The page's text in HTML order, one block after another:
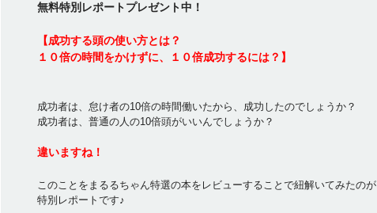
無料特別レポートプレゼント中！
【成功する頭の使い方とは？
１０倍の時間をかけずに、１０倍成功するには？】
成功者は、怠け者の10倍の時間働いたから、成功したのでしょうか？
成功者は、普通の人の10倍頭がいいんでしょうか？
違いますね！
このことをまるるちゃん特選の本をレビューすることで紐解いてみたのが
特別レポートです♪